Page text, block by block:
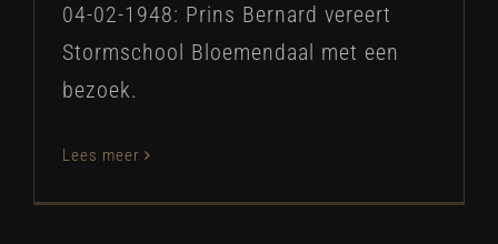
04-02-1948: Prins Bernard vereert
Stormschool Bloemendaal met een
bezoek.
Lees meer